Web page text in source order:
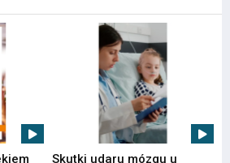
Skutki udaru mózgu u